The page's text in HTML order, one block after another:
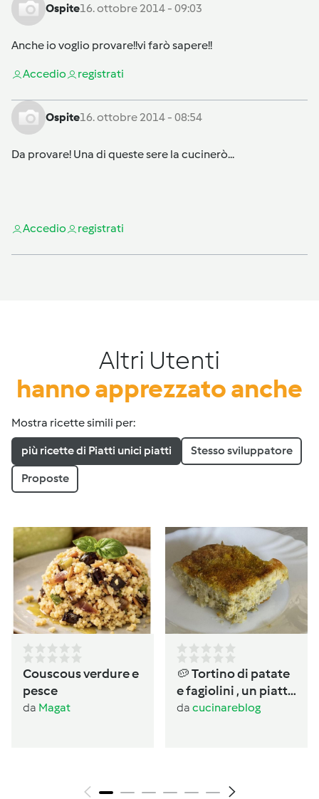
Ospite16. ottobre 2014 - 09:03
Anche io voglio provare!!vi farò sapere!!
Accedio registrati
Ospite16. ottobre 2014 - 08:54
Da provare! Una di queste sere la cucinerò...
Accedio registrati
Altri Utenti
hanno apprezzato anche
Mostra ricette simili per:
più ricette di Piatti unici piatti Stesso sviluppatore
Proposte
Couscous verdure e
pesce
da Magat
🥔 Tortino di patate
e fagiolini , un piatto
completo salvacena
da cucinareblog